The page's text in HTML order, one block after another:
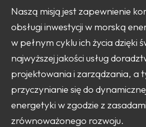
Naszą misją jest zapewnienie
obsługi inwestycji w morską
w pełnym cyklu ich życia dzięki
najwyższej jakości usług
projektowania i zarządzania, a
przyczynianie się do
energetyki w zgodzie z zasadami
zrównoważonego rozwoju.